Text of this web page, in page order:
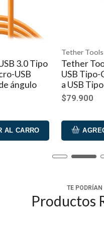
V50 ThinQ Microsoft
Mi MIX 2S Xiaomi Mi
macho
AL CARRO
Tether Tools
Tether
USB Tipo-
pines
Cable
TE PODRÍAN
Productos